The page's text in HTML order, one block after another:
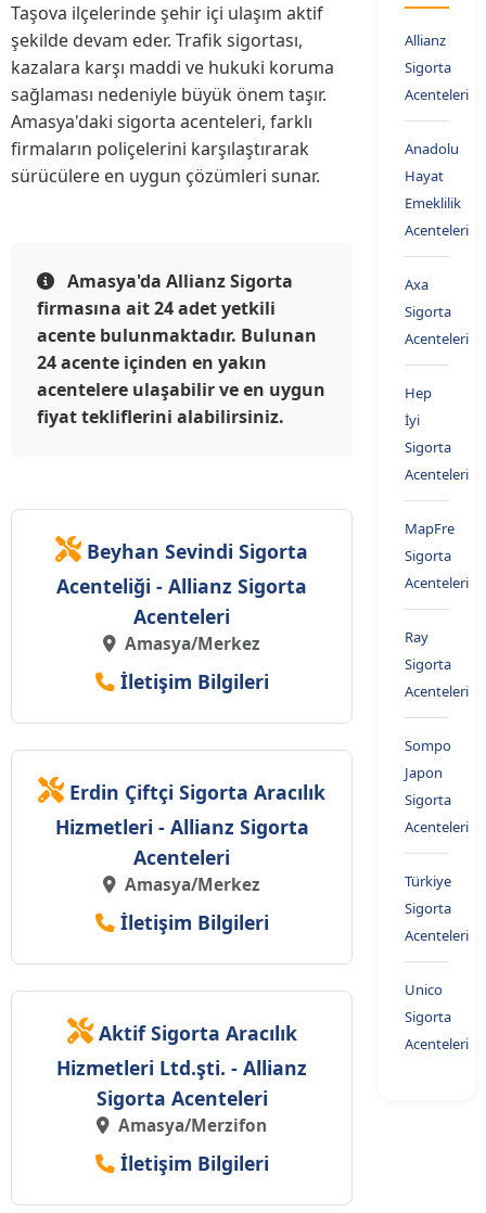
Taşova ilçelerinde şehir içi ulaşım aktif
şekilde devam eder. Trafik sigortası,
kazalara karşı maddi ve hukuki koruma
sağlaması nedeniyle büyük önem taşır.
Amasya'daki sigorta acenteleri, farklı
firmaların poliçelerini karşılaştırarak
sürücülere en uygun çözümleri sunar.
Amasya'da Allianz Sigorta
firmasına ait 24 adet yetkili
acente bulunmaktadır. Bulunan
24 acente içinden en yakın
acentelere ulaşabilir ve en uygun
fiyat tekliflerini alabilirsiniz.
Beyhan Sevindi Sigorta
Acenteliği - Allianz Sigorta
Acenteleri
Amasya/Merkez
İletişim Bilgileri
Erdin Çiftçi Sigorta Aracılık
Hizmetleri - Allianz Sigorta
Acenteleri
Amasya/Merkez
İletişim Bilgileri
Aktif Sigorta Aracılık
Hizmetleri Ltd.şti. - Allianz
Sigorta Acenteleri
Amasya/Merzifon
İletişim Bilgileri
Allianz
Sigorta
Acenteleri
Anadolu
Hayat
Emeklilik
Acenteleri
Axa
Sigorta
Acenteleri
Hep
İyi
Sigorta
Acenteleri
MapFre
Sigorta
Acenteleri
Ray
Sigorta
Acenteleri
Sompo
Japon
Sigorta
Acenteleri
Türkiye
Sigorta
Acenteleri
Unico
Sigorta
Acenteleri